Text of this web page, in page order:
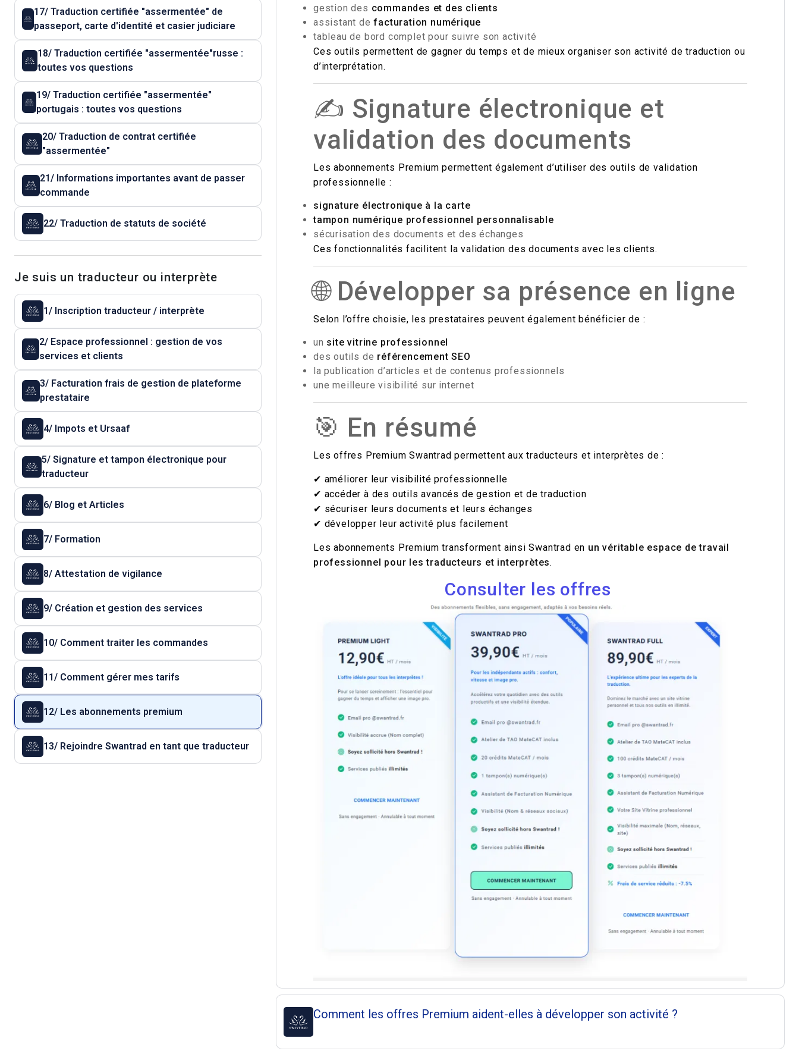
17/ Traduction certifiée "assermentée" de
passeport, carte d'identité et casier judiciare
18/ Traduction certifiée "assermentée"russe :
toutes vos questions
19/ Traduction certifiée "assermentée"
portugais : toutes vos questions
20/ Traduction de contrat certifiée
"assermentée"
21/ Informations importantes avant de passer
commande
22/ Traduction de statuts de société
Je suis un traducteur ou interprète
1/ Inscription traducteur / interprète
2/ Espace professionnel : gestion de vos
services et clients
3/ Facturation frais de gestion de plateforme
prestataire
4/ Impots et Ursaaf
5/ Signature et tampon électronique pour
traducteur
6/ Blog et Articles
7/ Formation
8/ Attestation de vigilance
9/ Création et gestion des services
10/ Comment traiter les commandes
11/ Comment gérer mes tarifs
12/ Les abonnements premium
13/ Rejoindre Swantrad en tant que traducteur
gestion des commandes et des clients
assistant defacturation numérique
tableau de bord complet pour suivre son activité
Ces outils permettent de gagner du temps et de mieux organiser son activité de traduction ou
d’interprétation.
✍️ Signature électronique et
validation des documents
Les abonnements Premium permettent également d’utiliser des outils de validation
professionnelle :
signature électronique à la carte
tampon numérique professionnel personnalisable
sécurisation des documents et des échanges
Ces fonctionnalités facilitent la validation des documents avec les clients.
🌐 Développer sa présence en ligne
Selon l’offre choisie, les prestataires peuvent également bénéficier de :
un site vitrine professionnel
des outils de référencement SEO
la publication d’articles et de contenus professionnels
une meilleure visibilité sur internet
🎯 En résumé
Les offres Premium Swantrad permettent aux traducteurs et interprètes de :
✔ améliorer leur visibilité professionnelle
✔ accéder à des outils avancés de gestion et de traduction
✔ sécuriser leurs documents et leurs échanges
✔ développer leur activité plus facilement
Les abonnements Premium transforment ainsi Swantrad en un véritable espace de travail
professionnel pour les traducteurs et interprètes.
Consulter les offres
Comment les offres Premium aident-elles à développer son activité ?